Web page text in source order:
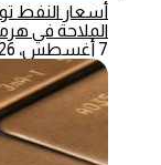
أسعار
الملاحة في
7 أغسطس، 2026